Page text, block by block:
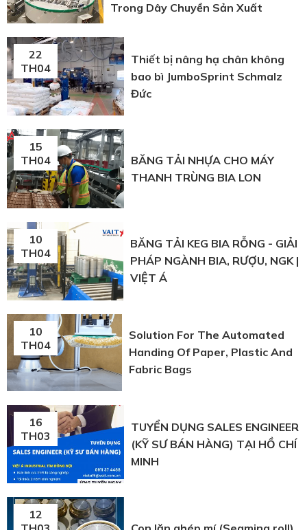
Trong Dây Chuyền Sản Xuất
22
TH04
Thiết bị nâng hạ chân không
bao bì JumboSprint Schmalz
Đức
15
TH04
BĂNG TẢI NHỰA CHO MÁY
THANH TRÙNG BIA LON
10
TH04
BĂNG TẢI KEG BIA RỖNG - GIẢI
PHÁP NGÀNH BIA, RƯỢU, NGK |
VIỆT Á
10
TH04
Solution For The Automated
Handing Of Paper, Plastic And
Fabric Bags
16
TH03
TUYỂN DỤNG SALES ENGINEER
(KỸ SƯ BÁN HÀNG) TẠI HỒ CHÍ
MINH
12